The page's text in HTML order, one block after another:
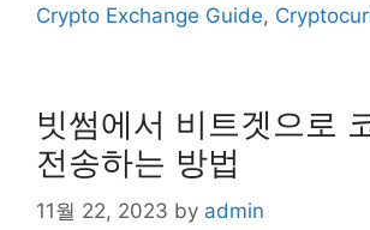
Crypto Exchange Guide,
빗썸에서 비트겟으로
전송하는 방법
11월 22, 2023 by admin